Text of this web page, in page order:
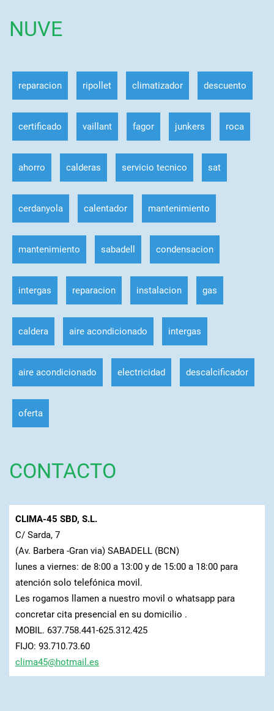
NUVE
reparacion ripollet climatizador descuento
certificado vaillant fagor junkers roca
ahorro calderas servicio tecnico sat
cerdanyola calentador mantenimiento
mantenimiento sabadell condensacion
intergas reparacion instalacion gas
caldera aire acondicionado intergas
aire acondicionado electricidad descalcificador
oferta
CONTACTO
CLIMA-45 SBD, S.L.
C/ Sarda, 7
(Av. Barbera -Gran via) SABADELL (BCN)
lunes a viernes: de 8:00 a 13:00 y de 15:00 a 18:00 para
atención solo telefónica movil.
Les rogamos llamen a nuestro movil o whatsapp para
concretar cita presencial en su domicilio .
MOBIL. 637.758.441-625.312.425
FIJO: 93.710.73.60
clima45@hotmail.es